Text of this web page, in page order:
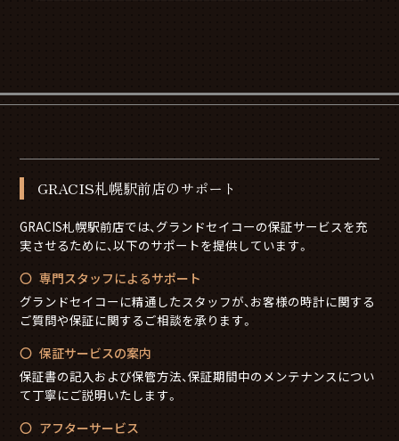
GRACIS札幌駅前店のサポート
GRACIS札幌駅前店では、グランドセイコーの保証サービスを充
実させるために、以下のサポートを提供しています。
専門スタッフによるサポート
グランドセイコーに精通したスタッフが、お客様の時計に関する
ご質問や保証に関するご相談を承ります。
保証サービスの案内
保証書の記入および保管方法、保証期間中のメンテナンスについ
て丁寧にご説明いたします。
アフターサービス